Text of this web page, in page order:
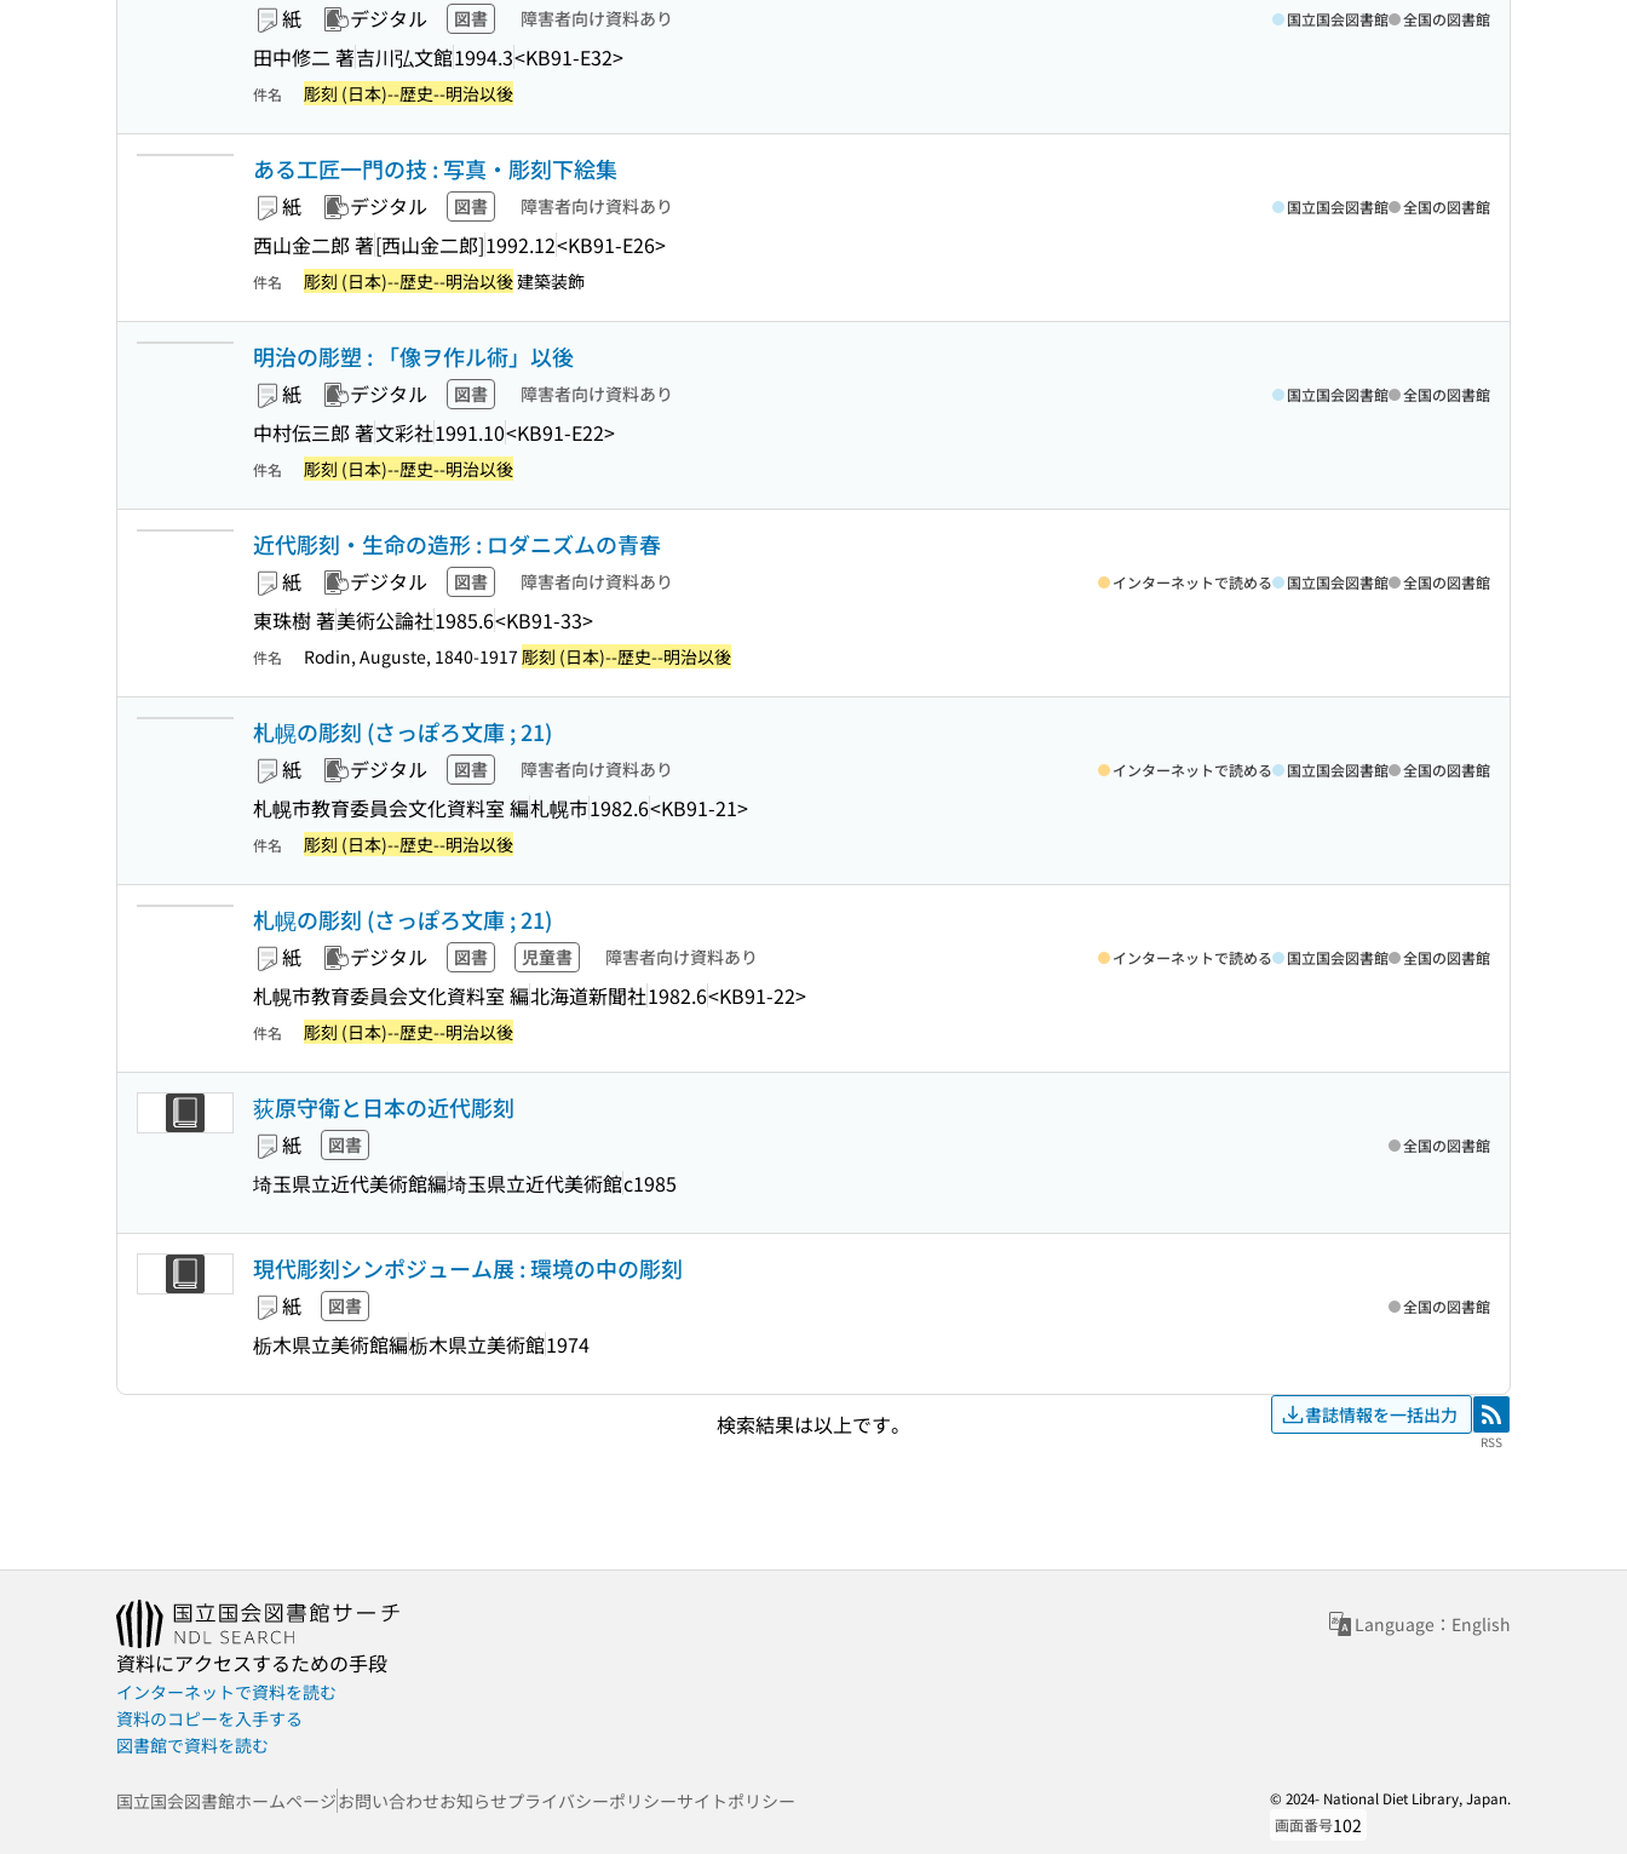
紙 デジタル 図書 障害者向け資料あり
田中修二 著吉川弘文館1994.3<KB91-E32>
国立国会図書館 全国の図書館
件名 彫刻 (日本)--歴史--明治以後
ある工匠一門の技 : 写真・彫刻下絵集
紙 デジタル 図書 障害者向け資料あり
西山金二郎 著[西山金二郎]1992.12<KB91-E26>
国立国会図書館 全国の図書館
件名 彫刻 (日本)--歴史--明治以後建築装飾
明治の彫塑 : 「像ヲ作ル術」以後
紙 デジタル 図書 障害者向け資料あり
中村伝三郎 著文彩社1991.10<KB91-E22>
国立国会図書館 全国の図書館
件名 彫刻 (日本)--歴史--明治以後
近代彫刻・生命の造形 : ロダニズムの青春
紙 デジタル 図書 障害者向け資料あり
東珠樹 著美術公論社1985.6<KB91-33>
インターネットで読める 国立国会図書館 全国の図書館
件名 Rodin, Auguste, 1840-1917 彫刻 (日本)--歴史--明治以後
札幌の彫刻 (さっぽろ文庫 ; 21)
紙 デジタル 図書 障害者向け資料あり
札幌市教育委員会文化資料室 編札幌市1982.6<KB91-21>
インターネットで読める 国立国会図書館 全国の図書館
件名 彫刻 (日本)--歴史--明治以後
札幌の彫刻 (さっぽろ文庫 ; 21)
紙 デジタル 図書 児童書 障害者向け資料あり
札幌市教育委員会文化資料室 編北海道新聞社1982.6<KB91-22>
インターネットで読める 国立国会図書館 全国の図書館
件名 彫刻 (日本)--歴史--明治以後
荻原守衛と日本の近代彫刻
紙 図書
埼玉県立近代美術館編埼玉県立近代美術館c1985
全国の図書館
現代彫刻シンポジューム展 : 環境の中の彫刻
紙 図書
栃木県立美術館編栃木県立美術館1974
全国の図書館
検索結果は以上です。 書誌情報を一括出力 RSS
RSS
Language：English
資料にアクセスするための手段
インターネットで資料を読む
資料のコピーを入手する
図書館で資料を読む
国立国会図書館ホームページお問い合わせお知らせプライバシーポリシーサイトポリシー
© 2024- National Diet Library, Japan.
画面番号102